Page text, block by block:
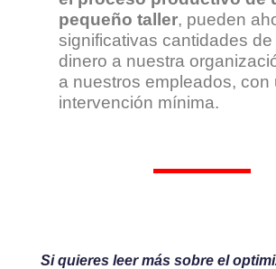
pequeño taller, pueden
significativas cantidades
dinero a nuestra
a nuestros empleados, con
intervención mínima.
Si quieres leer más sobre el